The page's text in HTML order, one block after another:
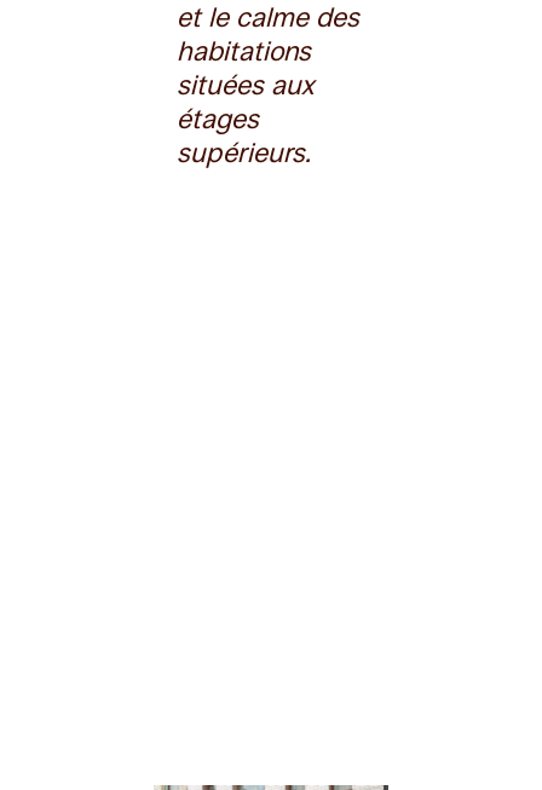
et le calme des
habitations
situées aux
étages
supérieurs.